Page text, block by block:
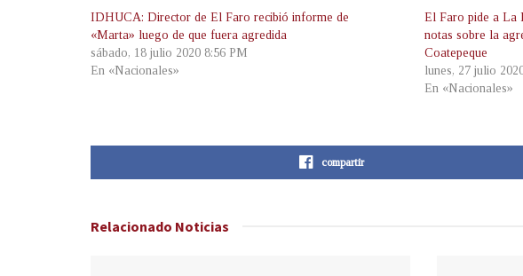
IDHUCA: Director de El Faro recibió informe de
«Marta» luego de que fuera agredida
sábado, 18 julio 2020 8:56 PM
En «Nacionales»
El Faro pide a La
notas sobre la
Coatepeque
lunes, 27 julio
En «Nacionales»
compartir
Relacionado Noticias